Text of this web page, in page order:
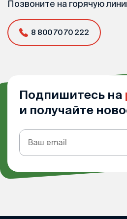
Позвоните на горячую
8 800 70 70 222
Подпишитесь на
и получайте
Подписка
на